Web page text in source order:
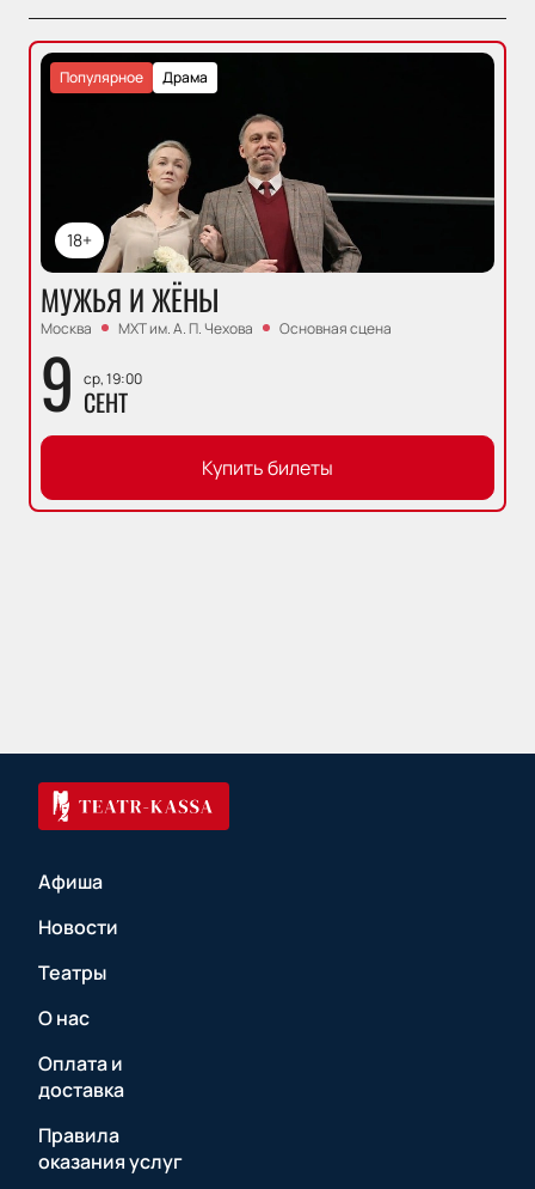
18+
Драма
Популярное
МУЖЬЯ И ЖЁНЫ
Москва МХТ им. А. П. Чехова Основная сцена
9 ср, 19:00
СЕНТ
Купить билеты
Афиша
Новости
Театры
О нас
Оплата и
доставка
Правила
оказания услуг